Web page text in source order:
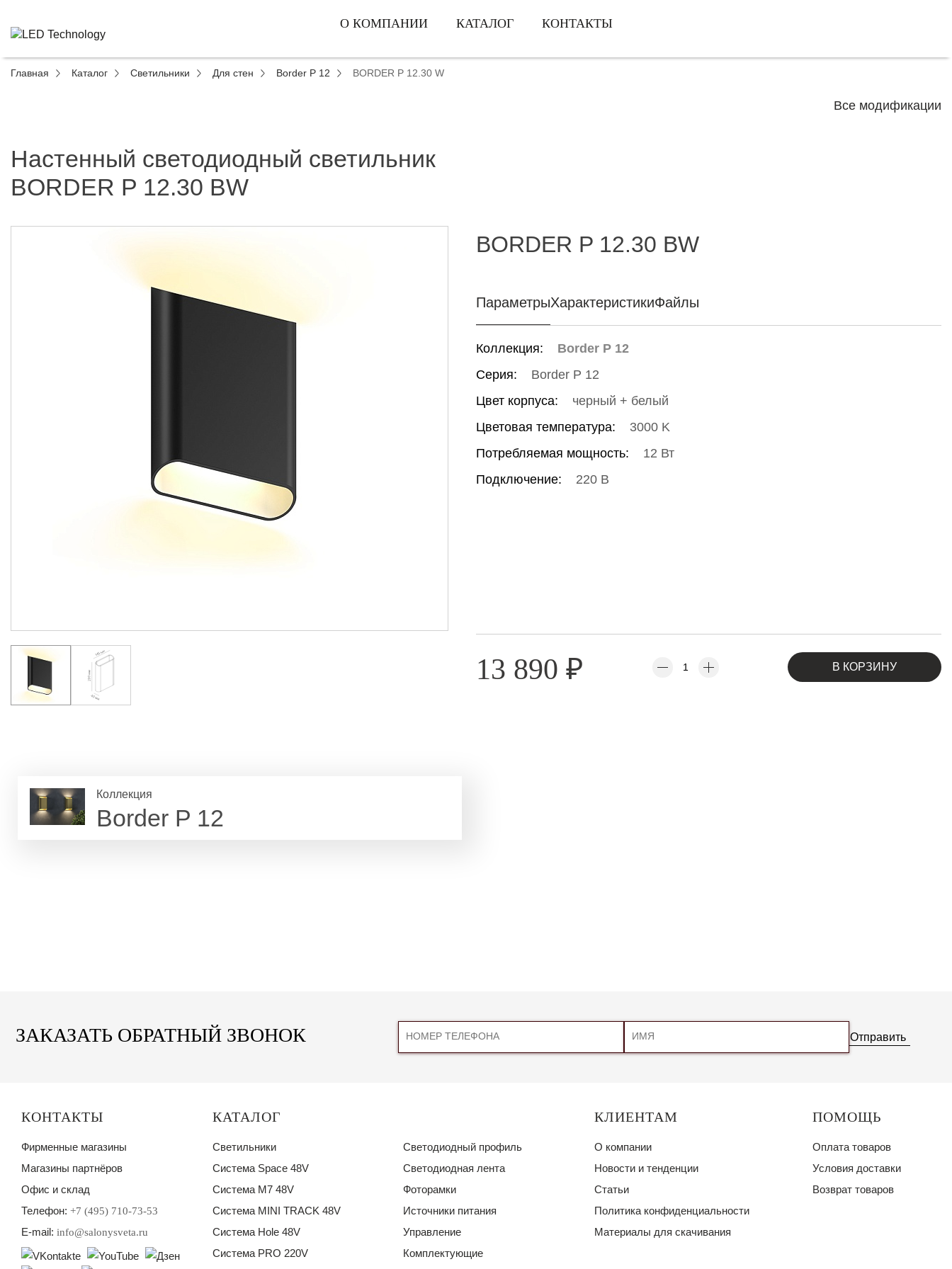
О КОМПАНИИ КАТАЛОГ КОНТАКТЫ
Главная Каталог Светильники Для стен Border P 12 BORDER P 12.30 W
Все модификации
Настенный светодиодный светильник
BORDER P 12.30 BW
BORDER P 12.30 BW
ПараметрыХарактеристикиФайлы
Коллекция:
Border P 12
Серия:
Border P 12
Цвет корпуса:
черный + белый
Цветовая температура:
3000 K
Потребляемая мощность:
12 Вт
Подключение:
220 В
13 890 ₽ В КОРЗИНУ
Коллекция
Border P 12
ЗАКАЗАТЬ ОБРАТНЫЙ ЗВОНОК Отправить
КАТАЛОГ
Светильники
Система Space 48V
Система M7 48V
Система MINI TRACK 48V
Система Hole 48V
Система PRO 220V
Светодиодный профиль
Светодиодная лента
Фоторамки
Источники питания
Управление
Комплектующие
КЛИЕНТАМ
О компании
Новости и тенденции
Статьи
Политика конфиденциальности
Материалы для скачивания
ПОМОЩЬ
Оплата товаров
Условия доставки
Возврат товаров
КОНТАКТЫ
Фирменные магазины
Магазины партнёров
Офис и склад
Телефон: +7 (495) 710-73-53
E-mail: info@salonysveta.ru